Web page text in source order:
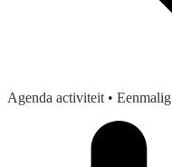
Agenda activiteit • Eenmalig